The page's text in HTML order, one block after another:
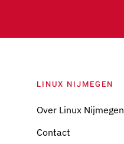
LINUX NIJMEGEN
Over Linux Nijmegen
Contact